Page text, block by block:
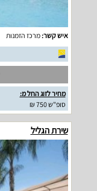
איש קשר:מרכז הזמנות
מחיר לזוג החל מ:
סופ"ש 750 ₪
שירת הגליל